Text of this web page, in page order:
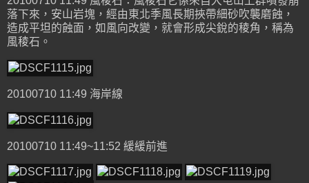
落下來，安山岩塊，經由東北季風長期挾帶細砂吹襲磨蝕，
造成平坦的蝕面，如風向改變，就會形成尖銳的稜角，稱為
風稜石。
20100710 11:49 海岸線
20100710 11:49~11:52 緩緩前進